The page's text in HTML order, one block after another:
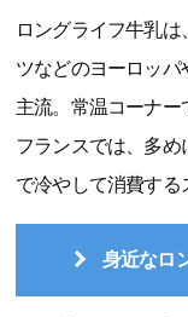
ロングライフ牛乳
ツなどのヨーロッ
主流。常温コーナ
フランスでは、多
で冷やして消費する
身近なロ